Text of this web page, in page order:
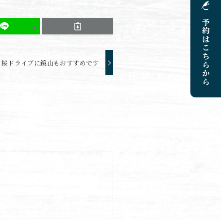
桜ドライブに鏡山もおすすめです ご予約はこちらから